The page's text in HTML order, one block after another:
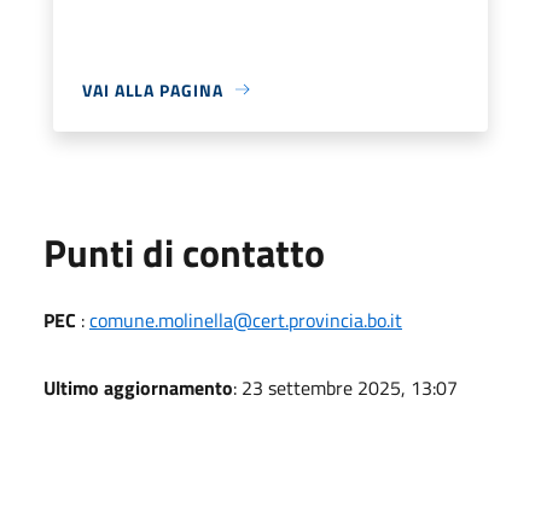
VAI ALLA PAGINA
Punti di contatto
PEC :comune.molinella@cert.provincia.bo.it
Ultimo aggiornamento: 23 settembre 2025, 13:07